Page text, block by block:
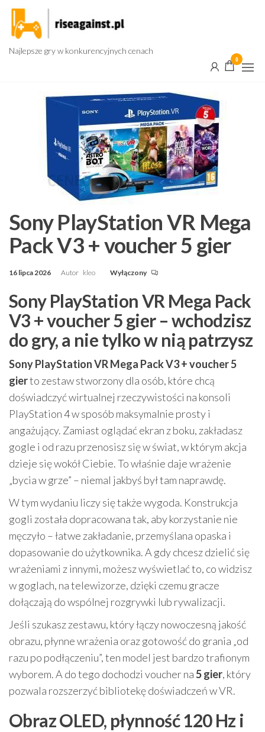
Przejdź
treści
Najlepsze gry w konkurencyjnych cenach
0
Sony PlayStation VR Mega
Pack V3 + voucher 5 gier
16 lipca 2026 Autor kleo Wyłączony
Sony PlayStation VR Mega Pack
V3 + voucher 5 gier – wchodzisz
do gry, a nie tylko w nią patrzysz
Sony PlayStation VR Mega Pack V3 + voucher 5
gierto zestaw stworzony dla osób, które chcą
doświadczyć wirtualnej rzeczywistości na konsoli
PlayStation 4 w sposób maksymalnie prosty i
angażujący. Zamiast oglądać ekran z boku, zakładasz
gogle i od razu przenosisz się w świat, w którym akcja
dzieje się wokół Ciebie. To właśnie daje wrażenie
„bycia w grze” – niemal jakbyś był tam naprawdę.
W tym wydaniu liczy się także wygoda. Konstrukcja
gogli została dopracowana tak, aby korzystanie nie
męczyło – łatwe zakładanie, przemyślana opaska i
dopasowanie do użytkownika. A gdy chcesz dzielić się
wrażeniami z innymi, możesz wyświetlać to, co widzisz
w goglach, na telewizorze, dzięki czemu gracze
dołączają do wspólnej rozgrywki lub rywalizacji.
Jeśli szukasz zestawu, który łączy nowoczesną jakość
obrazu, płynne wrażenia oraz gotowość do grania „od
razu po podłączeniu”, ten model jest bardzo trafionym
wyborem. A do tego dochodzi voucher na5 gier, który
pozwala rozszerzyć bibliotekę doświadczeń w VR.
Obraz OLED, płynność 120 Hz i